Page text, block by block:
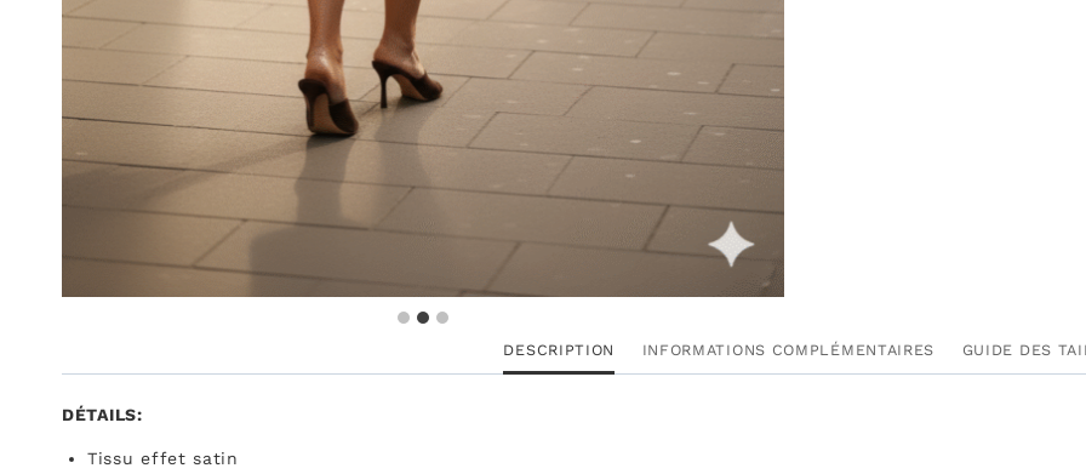
DESCRIPTION INFORMATIONS COMPLÉMENTAIRES GUIDE DES
DÉTAILS:
Tissu effet satin